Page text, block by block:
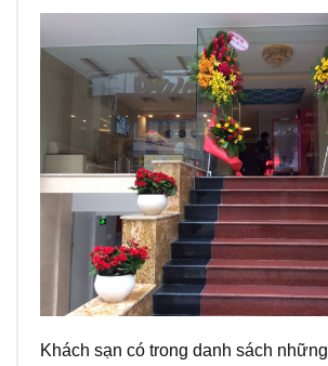
Khách sạn có trong danh sách những